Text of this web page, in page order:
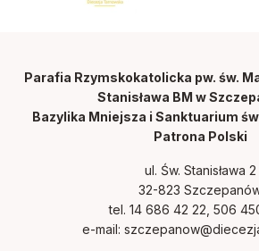
Parafia Rzymskokatolicka pw. św.
Stanisława BM w
Bazylika Mniejsza i Sanktuarium
Patrona Polski
ul. Św. Stanisława 2
32-823
tel. 14 686 42 22, 506
e-mail: